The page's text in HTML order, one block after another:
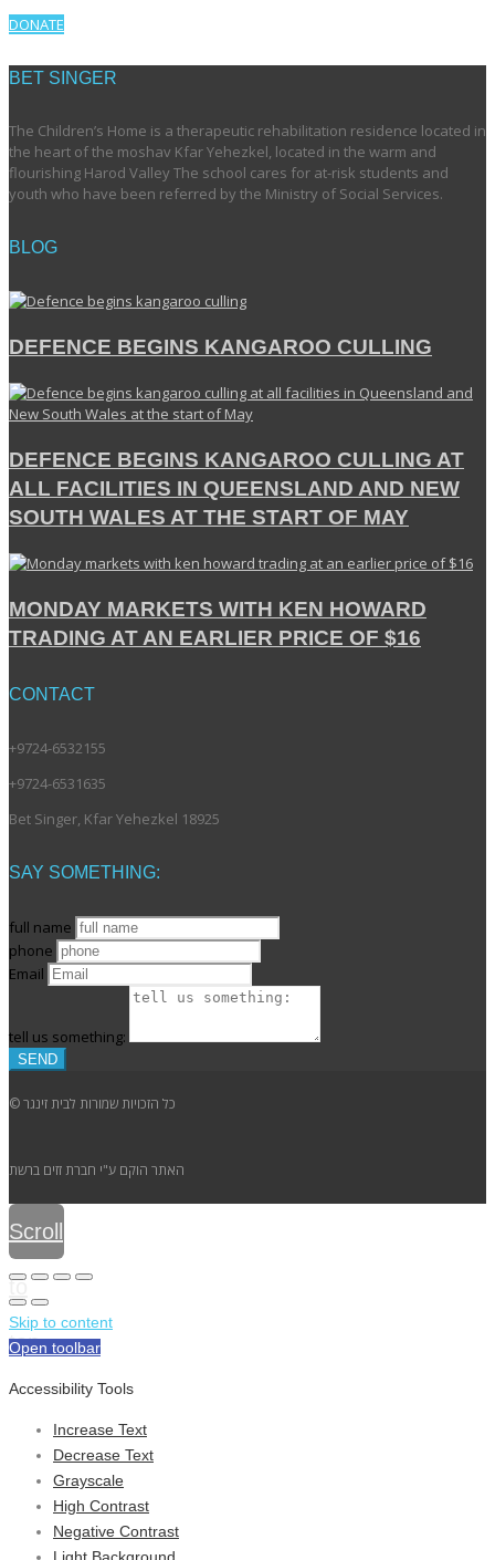
DONATE
BET SINGER
The Children’s Home is a therapeutic rehabilitation residence located in
the heart of the moshav Kfar Yehezkel, located in the warm and
flourishing Harod Valley The school cares for at-risk students and
youth who have been referred by the Ministry of Social Services.
BLOG
DEFENCE BEGINS KANGAROO CULLING
DEFENCE BEGINS KANGAROO CULLING AT
ALL FACILITIES IN QUEENSLAND AND NEW
SOUTH WALES AT THE START OF MAY
MONDAY MARKETS WITH KEN HOWARD
TRADING AT AN EARLIER PRICE OF $16
CONTACT
+9724-6532155
+9724-6531635
Bet Singer, Kfar Yehezkel 18925
SAY SOMETHING:
full name
phone
Email
tell us something:
SEND
© כל הזכויות שמורות לבית זינגר
האתר הוקם ע"י חברת זזים ברשת
Scroll
to
top
Skip to content
Open toolbar
Accessibility Tools
Increase Text
Decrease Text
Grayscale
High Contrast
Negative Contrast
Light Background